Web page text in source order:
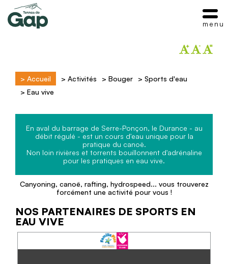
> Accueil > Activités > Bouger > Sports d'eau
> Eau vive
En aval du barrage de Serre-Ponçon, le Durance - au
débit régulé - est un cours d'eau unique pour la
pratique du canoë.
Non loin rivières et torrents bouillonnent d'adrénaline
pour les pratiques en eau vive.
Canyoning, canoë, rafting, hydrospeed... vous trouverez
forcément une activité pour vous !
NOS PARTENAIRES DE SPORTS EN
EAU VIVE
menu